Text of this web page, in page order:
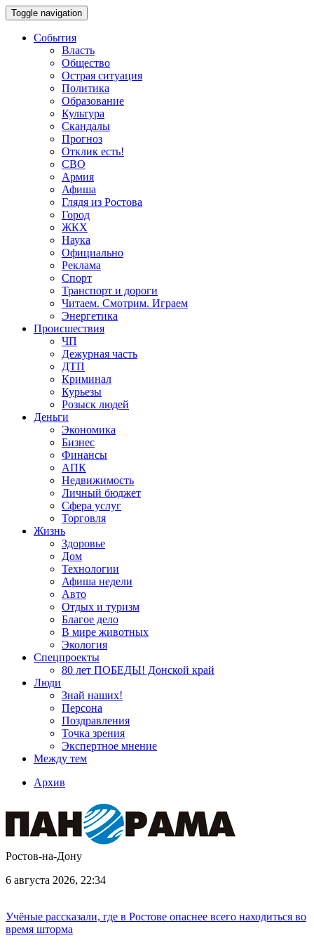
Toggle navigation
События
Власть
Общество
Острая ситуация
Политика
Образование
Культура
Скандалы
Прогноз
Отклик есть!
СВО
Армия
Афиша
Глядя из Ростова
Город
ЖКХ
Наука
Официально
Реклама
Спорт
Транспорт и дороги
Читаем. Смотрим. Играем
Энергетика
Происшествия
ЧП
Дежурная часть
ДТП
Криминал
Курьезы
Розыск людей
Деньги
Экономика
Бизнес
Финансы
АПК
Недвижимость
Личный бюджет
Сфера услуг
Торговля
Жизнь
Здоровье
Дом
Технологии
Афиша недели
Авто
Отдых и туризм
Благое дело
В мире животных
Экология
Спецпроекты
80 лет ПОБЕДЫ! Донской край
Люди
Знай наших!
Персона
Поздравления
Точка зрения
Экспертное мнение
Между тем
Архив
Ростов-на-Дону
6 августа 2026, 22:34
Учёные рассказали, где в Ростове опаснее всего находиться во
время шторма